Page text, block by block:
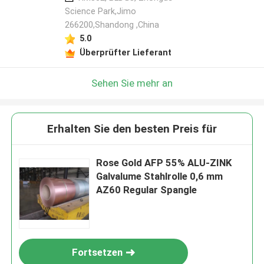
Science Park,Jimo
266200,Shandong ,China
5.0
Überprüfter Lieferant
Sehen Sie mehr an
Erhalten Sie den besten Preis für
Rose Gold AFP 55% ALU-ZINK
Galvalume Stahlrolle 0,6 mm
AZ60 Regular Spangle
Fortsetzen